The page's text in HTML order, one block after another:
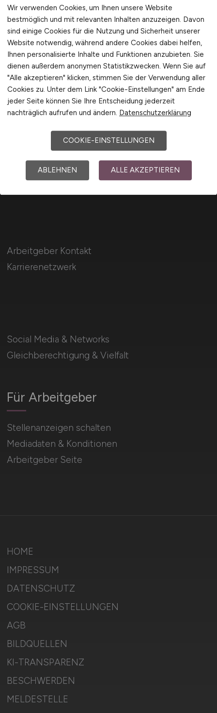
Deutschlandweit
Österreich
Schweiz
Europa
International
Für Arbeitnehmer
Finanzwesen Jobs suchen
Jobfinder
Arbeitnehmer Registrierung
Social Media & Networks
Gleichberechtigung & Vielfalt
Für Arbeitgeber
Stellenanzeigen schalten
Mediadaten & Konditionen
Arbeitgeber Seite
Arbeitgeber Kontakt
Karrierenetzwerk
HOME
IMPRESSUM
DATENSCHUTZ
COOKIE-EINSTELLUNGEN
AGB
BILDQUELLEN
KI-TRANSPARENZ
BESCHWERDEN
MELDESTELLE
Wir verwenden Cookies, um Ihnen unsere Website
bestmöglich und mit relevanten Inhalten anzuzeigen. Davon
sind einige Cookies für die Nutzung und Sicherheit unserer
Website notwendig, während andere Cookies dabei helfen,
Ihnen personalisierte Inhalte und Funktionen anzubieten. Sie
dienen außerdem anonymen Statistikzwecken. Wenn Sie auf
"Alle akzeptieren" klicken, stimmen Sie der Verwendung aller
Cookies zu. Unter dem Link "Cookie-Einstellungen" am Ende
jeder Seite können Sie Ihre Entscheidung jederzeit
nachträglich aufrufen und ändern. Datenschutzerklärung
COOKIE-EINSTELLUNGEN
ABLEHNEN ALLE AKZEPTIEREN